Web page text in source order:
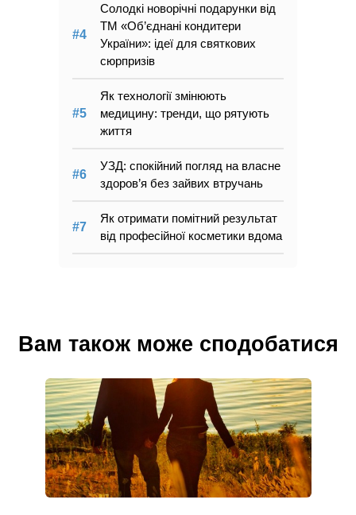
Солодкі новорічні подарунки від
ТМ «Об’єднані кондитери
України»: ідеї для святкових
сюрпризів
Як технології змінюють
медицину: тренди, що рятують
життя
УЗД: спокійний погляд на власне
здоров’я без зайвих втручань
Як отримати помітний результат
від професійної косметики вдома
Вам також може сподобатися